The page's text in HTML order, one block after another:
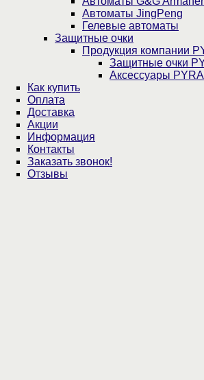
Автоматы JingPeng
Гелевые автоматы
Защитные очки
Продукция компании
Защитные очки
Аксессуары
Как купить
Оплата
Доставка
Акции
Информация
Контакты
Заказать звонок!
Отзывы